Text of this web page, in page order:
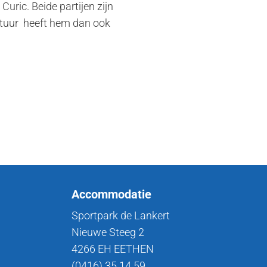
Beide partijen zijn
heeft hem dan ook
Accommodatie
Sportpark de Lankert
Nieuwe Steeg 2
4266 EH EETHEN